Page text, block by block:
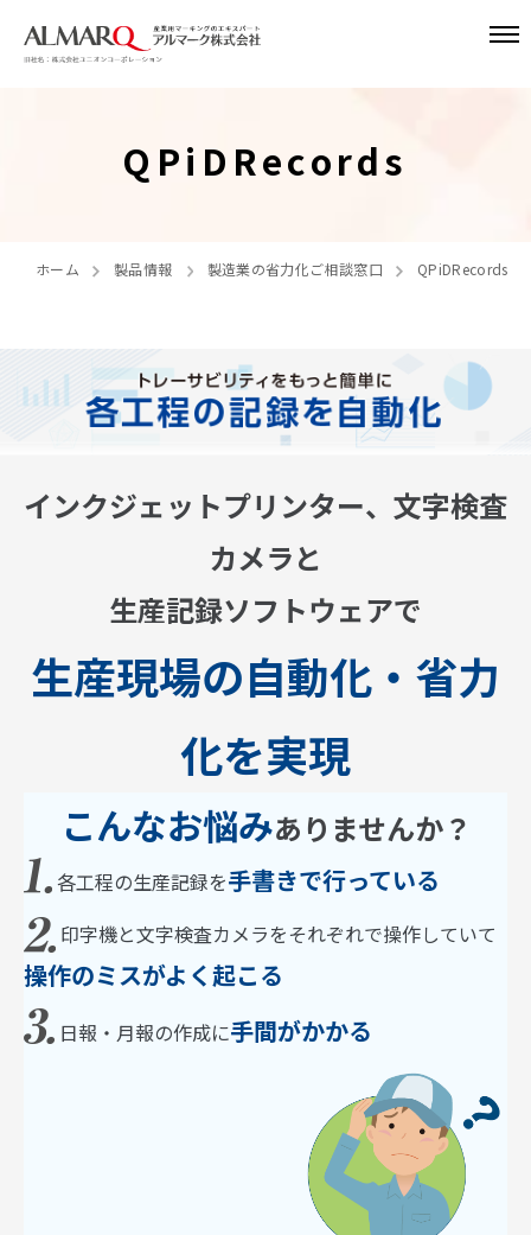
QPiDRecords
ホーム 製品情報 製造業の省力化ご相談窓口 QPiDRecords
インクジェットプリンター、文字検査
カメラと
生産記録ソフトウェアで
生産現場の自動化・省力
化を実現
こんなお悩みありませんか？
各工程の生産記録を手書きで行っている
印字機と文字検査カメラをそれぞれで操作していて
操作のミスがよく起こる
日報・月報の作成に手間がかかる